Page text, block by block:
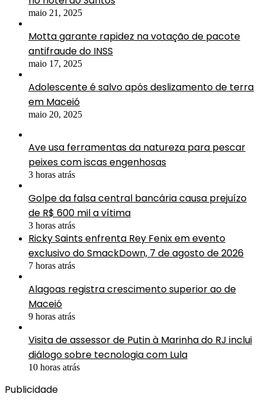
maio 21, 2025
Motta garante rapidez na votação de pacote
antifraude do INSS
maio 17, 2025
Adolescente é salvo após deslizamento de terra
em Maceió
maio 20, 2025
Ave usa ferramentas da natureza para pescar
peixes com iscas engenhosas
3 horas atrás
Golpe da falsa central bancária causa prejuízo
de R$ 600 mil a vítima
3 horas atrás
Ricky Saints enfrenta Rey Fenix em evento
exclusivo do SmackDown, 7 de agosto de 2026
7 horas atrás
Alagoas registra crescimento superior ao de
Maceió
9 horas atrás
Visita de assessor de Putin à Marinha do RJ inclui
diálogo sobre tecnologia com Lula
10 horas atrás
Publicidade